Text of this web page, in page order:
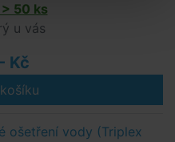
50 ks
u vás
Kč
ošetření vody (Triplex